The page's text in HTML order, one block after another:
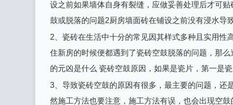
设之前如果墙体自身有裂缝，应做妥善处理后才可
鼓或脱落的问题2厨房墙面砖在铺设之前没有浸水导
2、瓷砖在生活中十分的常见因其样式多种且实用性
住新房的时候便都遇到了瓷砖空鼓脱落的问题，那
的元凶是什么 瓷砖空鼓原因，如果是瓷片，第一是
3、导致瓷砖空鼓的原因有很多，最主要的问题，还
然施工方法也要注意，施工方法有误，也会出现空